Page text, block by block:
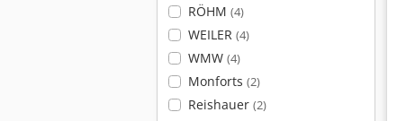
RÖHM (4)
WEILER (4)
WMW (4)
Monforts (2)
Reishauer (2)